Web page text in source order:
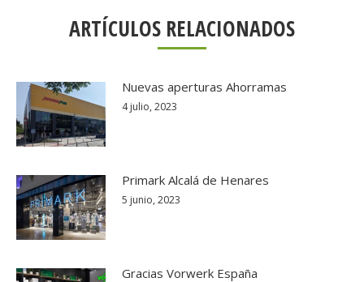
ARTÍCULOS RELACIONADOS
Nuevas aperturas Ahorramas
4 julio, 2023
Primark Alcalá de Henares
5 junio, 2023
Gracias Vorwerk España